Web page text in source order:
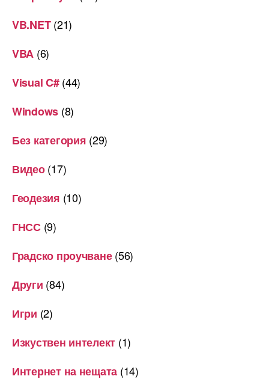
VB.NET(21)
VBA (6)
Visual C#(44)
Windows (8)
Без категория (29)
Видео(17)
Геодезия (10)
ГНСС(9)
Градско проучване(56)
Други (84)
Игри (2)
Изкуствен интелект (1)
Интернет на нещата (14)